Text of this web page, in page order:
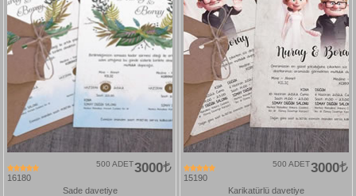
16180
3000
500 ADET
Sade davetiye
15190
3000
500 ADET
Karikatürlü davetiye